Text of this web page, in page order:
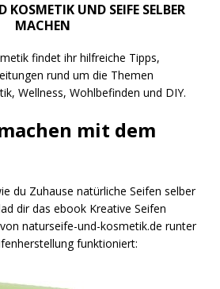
KOSMETIK UND SEIFE SELBER
MACHEN
findet ihr hilfreiche Tipps,
rund um die Themen
Wellness, Wohlbefinden und DIY.
mit dem
du Zuhause natürliche Seifen selber
dir das ebook Kreative Seifen
naturseife-und-kosmetik.de runter
funktioniert: